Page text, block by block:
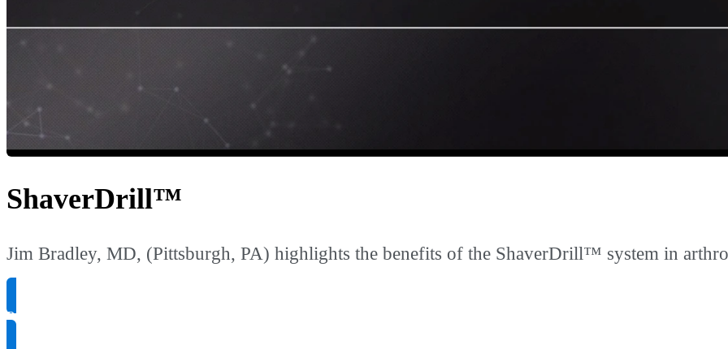
ShaverDrill™
Jim Bradley, MD, (Pittsburgh, PA) highlights the benefits of the ShaverDrill™ system in
Produktinformationen anfragen